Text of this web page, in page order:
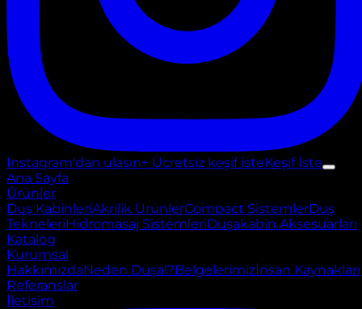
Instagram'dan ulaşın+ Ücretsiz keşif isteKeşif İste
Ana Sayfa
Ürünler
Duş KabinleriAkrilik ÜrünlerCompact SistemlerDuş
TekneleriHidromasaj SistemleriDuşakabin Aksesuarları
Katalog
Kurumsal
HakkımızdaNeden Duşal?Belgelerimizİnsan Kaynakları
Referanslar
İletişim